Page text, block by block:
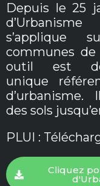
Depuis le 25
s’applique
communes
outil est
unique
d’urbanisme.
des sols
PLUI :
Cliquez